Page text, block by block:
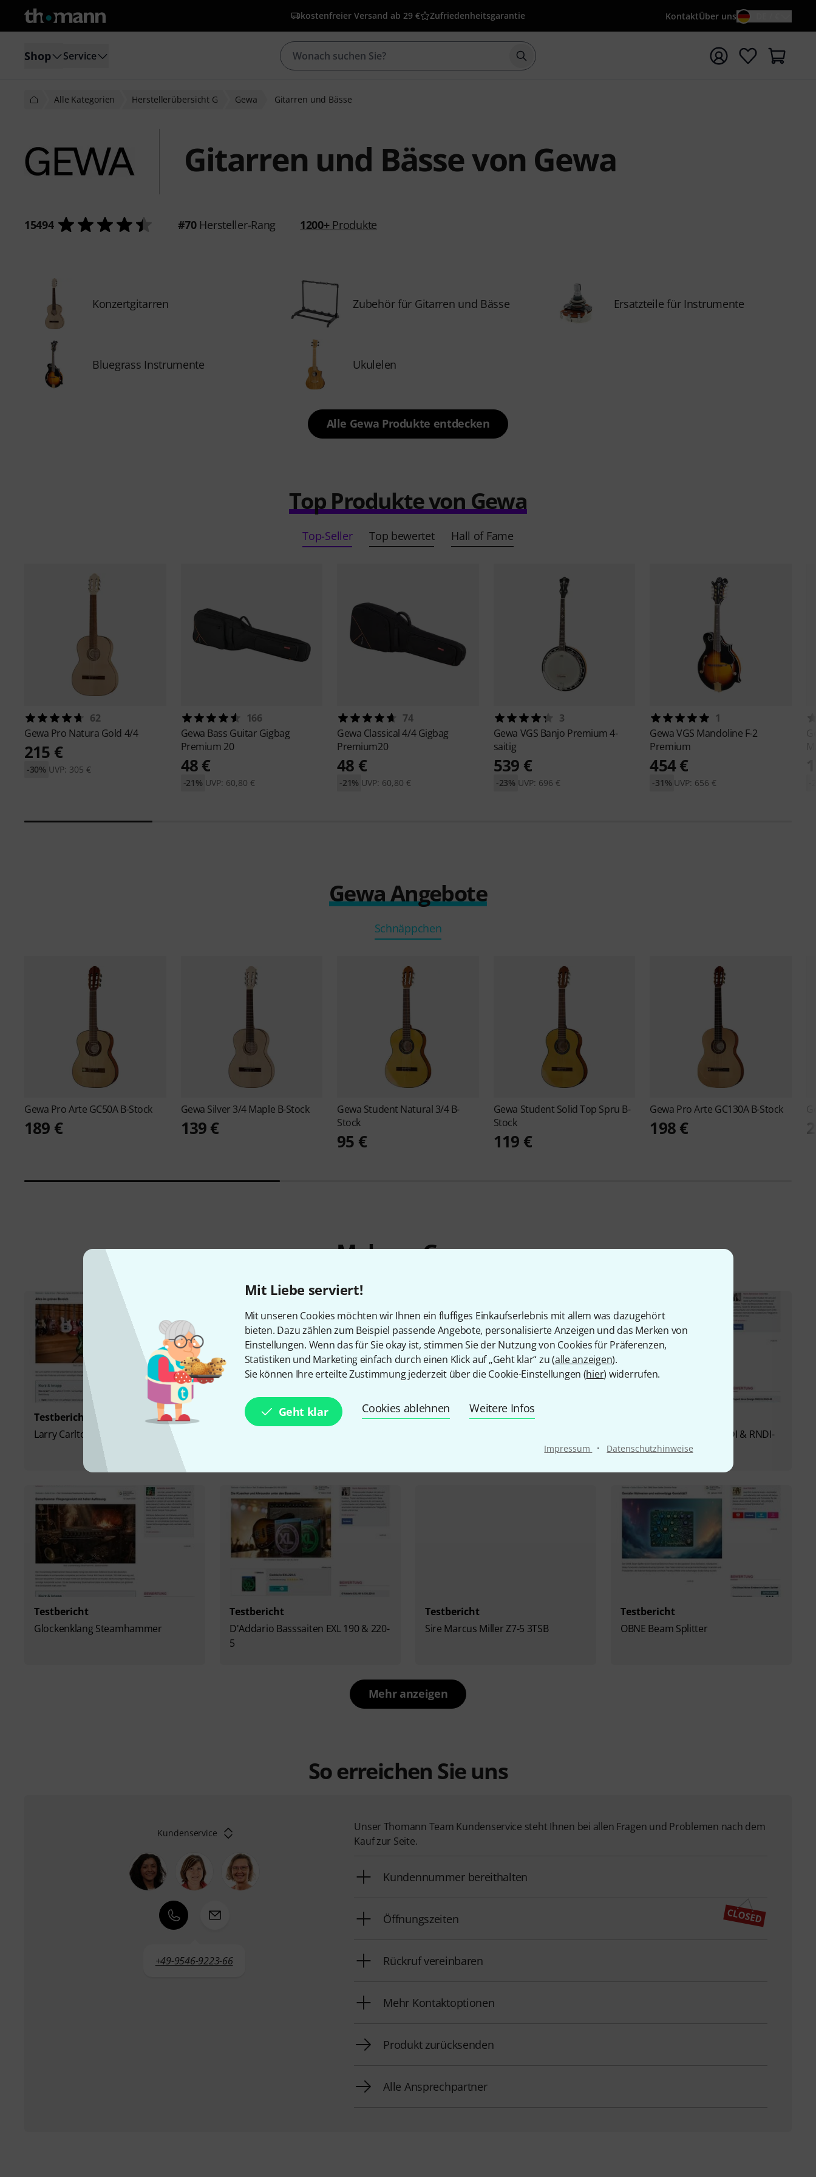
Mit Liebe serviert!
Mit unseren Cookies möchten wir Ihnen ein fluffiges Einkaufserlebnis mit allem was dazugehört
bieten. Dazu zählen zum Beispiel passende Angebote, personalisierte Anzeigen und das Merken von
Einstellungen. Wenn das für Sie okay ist, stimmen Sie der Nutzung von Cookies für Präferenzen,
Statistiken und Marketing einfach durch einen Klick auf „Geht klar“ zu (alle anzeigen).
Sie können Ihre erteilte Zustimmung jederzeit über die Cookie-Einstellungen (hier) widerrufen.
Geht klar Cookies ablehnen Weitere Infos
Impressum · Datenschutzhinweise
kostenfreier Versand ab 29 € Zufriedenheitsgarantie KontaktÜber uns
Shop Service Suche mit Suchwort {searchTerm} starten
Alle Kategorien Herstellerübersicht G Gewa Gitarren und Bässe
Gitarren und Bässe von Gewa
15494 #70Hersteller-Rang 1200+Produkte
Konzertgitarren Zubehör für Gitarren und Bässe Ersatzteile für Instrumente
Bluegrass Instrumente Ukulelen
Alle Gewa Produkte entdecken
Top Produkte von Gewa
Top-Seller Top bewertet Hall of Fame
62
Gewa Pro Natura Gold 4/4
215 €
UVP: 305 €
-30%
166
Gewa Bass Guitar Gigbag
Premium 20
48 €
UVP: 60,80 €
-21%
74
Gewa Classical 4/4 Gigbag
Premium20
48 €
UVP: 60,80 €
-21%
3
Gewa VGS Banjo Premium 4-
saitig
539 €
UVP: 696 €
-23%
1
GewaVGS Mandoline F-2
Premium
454 €
UVP: 656 €
-31%
Gewa Angebote
Schnäppchen
Gewa Pro Arte GC50A B-Stock
189 €
Gewa Silver 3/4 Maple B-Stock
139 €
Gewa Student Natural 3/4 B-
Stock
95 €
Gewa Student Solid Top Spru B-
Stock
119 €
Gewa Pro Arte GC130A B-Stock
198 €
Mehr zu Gewa
Testbericht
Larry Carlton S10 HSS
Testbericht
Testbericht
Rupert Neve Designs RNDI & RNDI-
M
Testbericht
Glockenklang Steamhammer
Testbericht
D'Addario Basssaiten EXL 190 & 220-
5
Testbericht
Sire Marcus Miller Z7-5 3TSB
Testbericht
OBNE Beam Splitter
Mehr anzeigen
So erreichen Sie uns
Kundenservice
+49-9546-9223-66
Unser Thomann Team Kundenservice steht Ihnen bei allen Fragen und Problemen nach dem
Kauf zur Seite.
Kundennummer bereithalten
Öffnungszeiten
Rückruf vereinbaren
Mehr Kontaktoptionen
Produkt zurücksenden
Alle Ansprechpartner